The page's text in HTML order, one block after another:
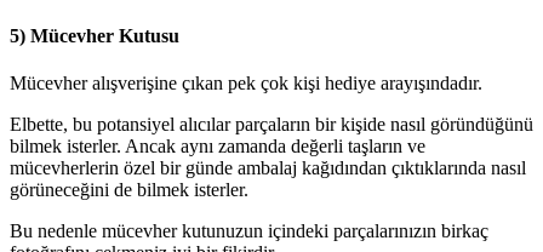
5) Mücevher Kutusu
Mücevher alışverişine çıkan pek çok kişi hediye arayışındadır.
Elbette, bu potansiyel alıcılar parçaların bir kişide nasıl göründüğünü
bilmek isterler. Ancak aynı zamanda değerli taşların ve
mücevherlerin özel bir günde ambalaj kağıdından çıktıklarında nasıl
görüneceğini de bilmek isterler.
Bu nedenle mücevher kutunuzun içindeki parçalarınızın birkaç